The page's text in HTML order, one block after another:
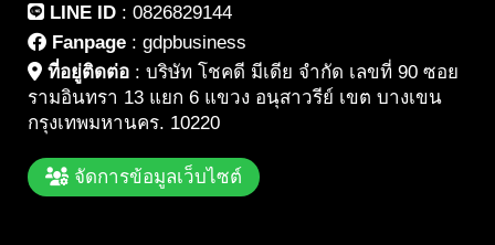
LINE ID : 0826829144
Fanpage : gdpbusiness
ที่อยู่ติดต่อ : บริษัท โชคดี มีเดีย จำกัด เลขที่ 90 ซอย
รามอินทรา 13 แยก 6 แขวง อนุสาวรีย์ เขต บางเขน
กรุงเทพมหานคร. 10220
จัดการข้อมูลเว็บไซต์